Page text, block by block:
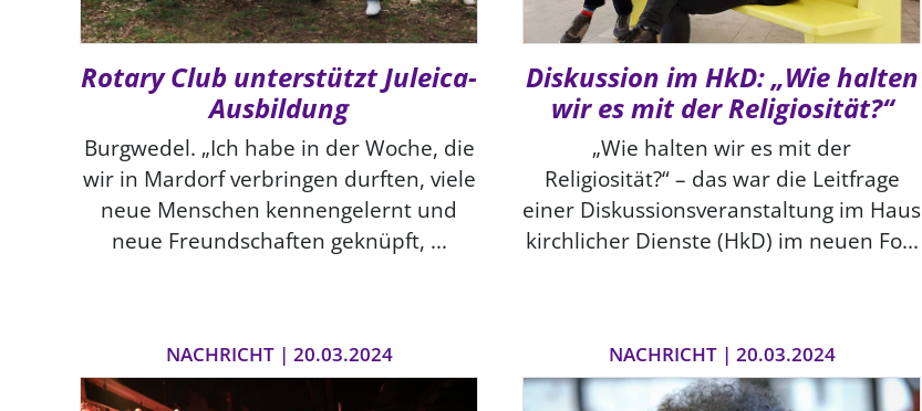
Rotary Club unterstützt Juleica-
Ausbildung
Burgwedel. „Ich habe in der Woche, die
wir in Mardorf verbringen durften, viele
neue Menschen kennengelernt und
neue Freundschaften geknüpft, ...
Diskussion im HkD: „Wie halten
wir es mit der Religiosität?“
„Wie halten wir es mit der
Religiosität?“ – das war die Leitfrage
einer Diskussionsveranstaltung im Haus
kirchlicher Dienste (HkD) im neuen Fo...
NACHRICHT | 20.03.2024 NACHRICHT | 20.03.2024